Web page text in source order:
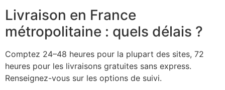
Livraison en France
métropolitaine : quels délais ?
Comptez 24–48 heures pour la plupart des sites, 72
heures pour les livraisons gratuites sans express.
Renseignez-vous sur les options de suivi.